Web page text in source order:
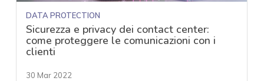
DATA PROTECTION
Sicurezza e privacy dei contact center:
come proteggere le comunicazioni con i
clienti
30 Mar 2022